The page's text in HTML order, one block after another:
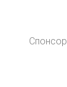
Спонсор